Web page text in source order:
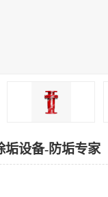
垢设备-防垢专家